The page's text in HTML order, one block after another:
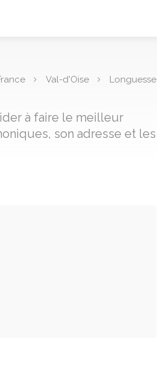
Val-d'Oise Longuesse
à faire le meilleur
son adresse et les